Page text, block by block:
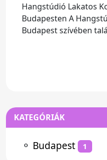
Hangstúdió Lakatos
Budapesten A Hangstúdió Lakatos Kornél
Budapest szívében
KATEGÓRIÁK
⚬ Budapest 1